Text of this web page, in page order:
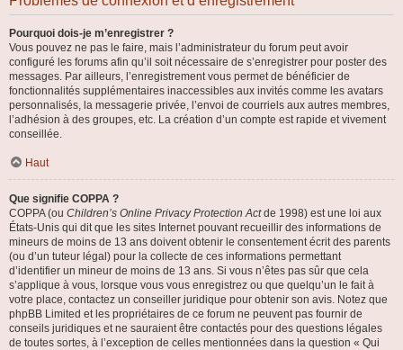
Pourquoi dois-je m’enregistrer ?
Vous pouvez ne pas le faire, mais l’administrateur du forum peut avoir
configuré les forums afin qu’il soit nécessaire de s’enregistrer pour poster des
messages. Par ailleurs, l’enregistrement vous permet de bénéficier de
fonctionnalités supplémentaires inaccessibles aux invités comme les avatars
personnalisés, la messagerie privée, l’envoi de courriels aux autres membres,
l’adhésion à des groupes, etc. La création d’un compte est rapide et vivement
conseillée.
Haut
Que signifie COPPA ?
COPPA (ou Children’s Online Privacy Protection Actde 1998) est une loi aux
États-Unis qui dit que les sites Internet pouvant recueillir des informations de
mineurs de moins de 13 ans doivent obtenir le consentement écrit des parents
(ou d’un tuteur légal) pour la collecte de ces informations permettant
d’identifier un mineur de moins de 13 ans. Si vous n’êtes pas sûr que cela
s’applique à vous, lorsque vous vous enregistrez ou que quelqu’un le fait à
votre place, contactez un conseiller juridique pour obtenir son avis. Notez que
phpBB Limited et les propriétaires de ce forum ne peuvent pas fournir de
conseils juridiques et ne sauraient être contactés pour des questions légales
de toutes sortes, à l’exception de celles mentionnées dans la question « Qui